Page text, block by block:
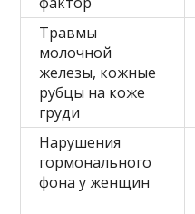
Травмы
молочной
железы, кожные
рубцы на коже
груди
Нарушения
гормонального
фона у женщин